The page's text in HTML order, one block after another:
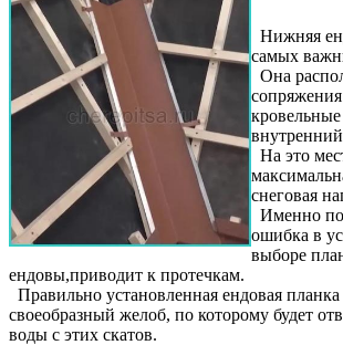
Нижняя
самых
Она
На это
снеговая
Именно
ошибка в
выборе
ендовы,приводит к протечкам.
Правильно установленная ендовая планка
своеобразный желоб, по которому будет
воды с этих скатов.